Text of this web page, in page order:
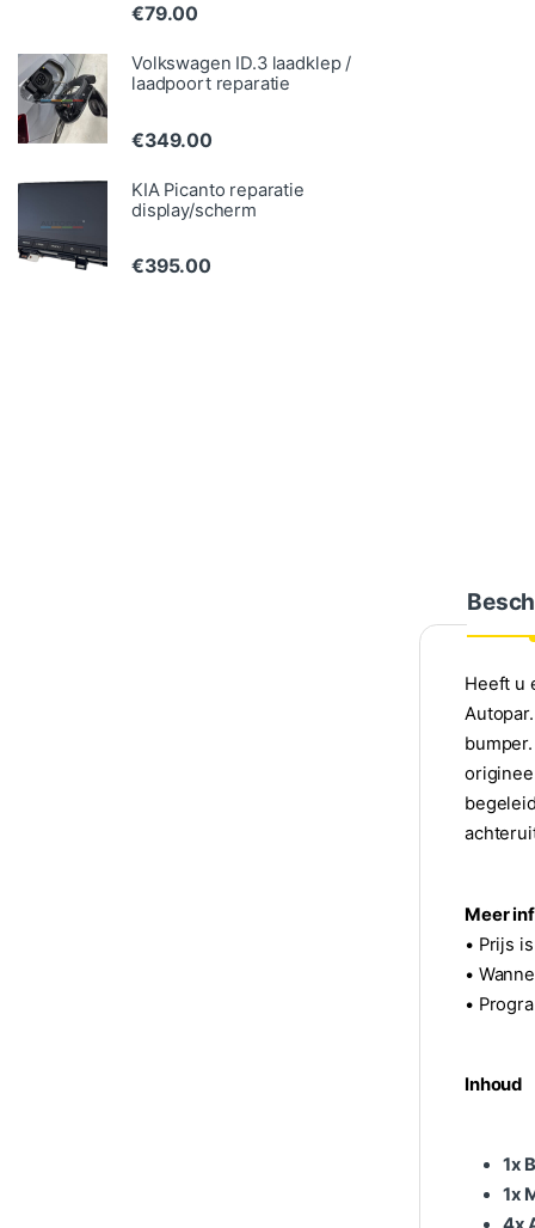
Heeft u
Meer
• Prijs
•
•
Inhoud
1x
1x
€79.00
Volkswagen ID.3 laadklep /
laadpoort reparatie
€349.00
KIA Picanto reparatie
display/scherm
€395.00